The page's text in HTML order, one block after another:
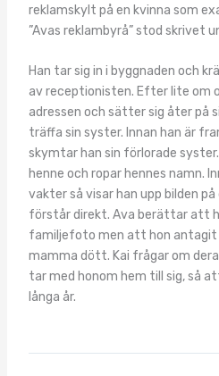
reklamskylt på en kvinna som
”Avas reklambyrå” stod skrivet
Han tar sig in i byggnaden och
av receptionisten. Efter lite om
adressen och sätter sig åter på
träffa sin syster. Innan han är
skymtar han sin förlorade
henne och ropar hennes namn.
vakter så visar han upp bilden
förstår direkt. Ava berättar att
familjefoto men att hon antagit
mamma dött. Kai frågar om
tar med honom hem till sig, så
långa år.